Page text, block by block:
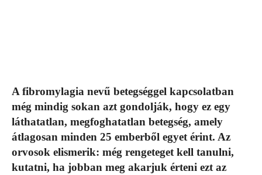
A fibromylagia nevű betegséggel kapcsolatban
még mindig sokan azt gondolják, hogy ez egy
láthatatlan, megfoghatatlan betegség, amely
átlagosan minden 25 emberből egyet érint. Az
orvosok elismerik: még rengeteget kell tanulni,
kutatni, ha jobban meg akarjuk érteni ezt az